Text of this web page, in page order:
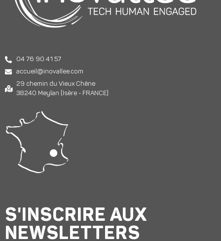
04 76 90 41 57
accueil@inovallee.com
29 chemin du Vieux Chêne
38240 Meylan (Isère - FRANCE)
S'INSCRIRE AUX
NEWSLETTERS